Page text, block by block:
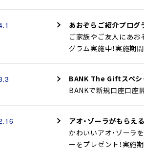
あおぞらご紹介プログ
ご家族やご友人にあお
グラム実施中！実施期
BANK The Giftスペシ
BANKで新規口座口座
アオ・ゾーラがもらえ
かわいいアオ・ゾーラ
ーをプレゼント！実施